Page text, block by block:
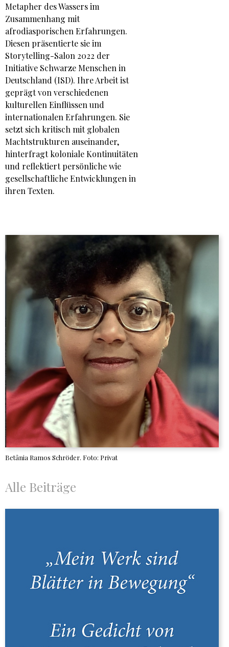
Metapher des Wassers im
Zusammenhang mit
afrodiasporischen Erfahrungen.
Diesen präsentierte sie im
Storytelling-Salon 2022 der
Initiative Schwarze Menschen in
Deutschland (ISD). Ihre Arbeit ist
geprägt von verschiedenen
kulturellen Einflüssen und
internationalen Erfahrungen. Sie
setzt sich kritisch mit globalen
Machtstrukturen auseinander,
hinterfragt koloniale Kontinuitäten
und reflektiert persönliche wie
gesellschaftliche Entwicklungen in
ihren Texten.
Betânia Ramos Schröder. Foto: Privat
Alle Beiträge